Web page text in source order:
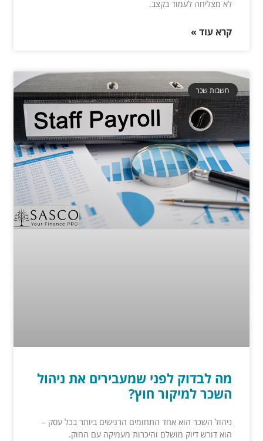
לא מצליחה לעמוד בקצב.
קרא עוד »
חשבות שכר
מה לבדוק לפני שמעבירים את ניהול
השכר למיקור חוץ?
ניהול השכר הוא אחד התחומים הרגישים ביותר בכל עסק –
הוא דורש דיוק מושלם והיכרות מעמיקה עם החוק.